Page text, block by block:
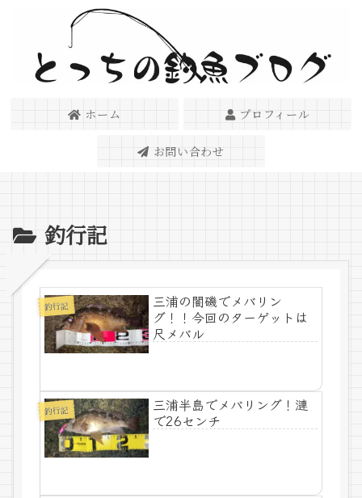
ホーム プロフィール
お問い合わせ
釣行記
釣行記
三浦の闇磯でメバリン
グ！！今回のターゲットは
尺メバル
釣行記
三浦半島でメバリング！漣
で26センチ